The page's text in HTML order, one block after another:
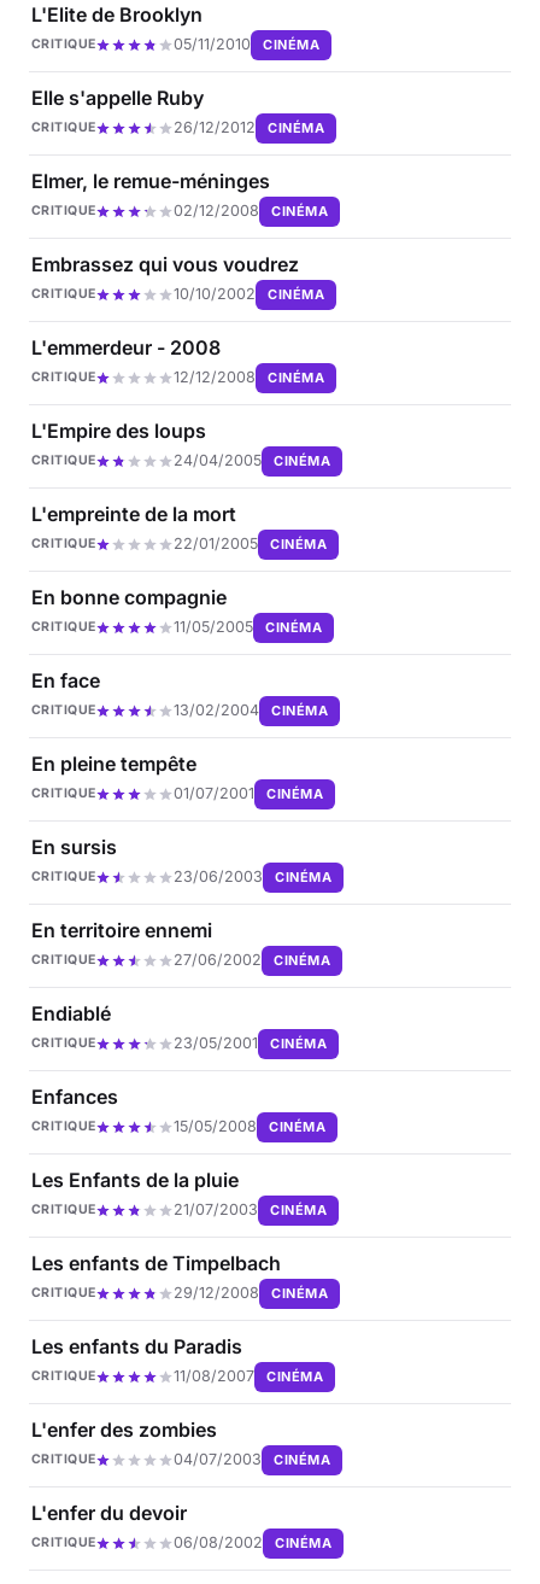
L'Elite de Brooklyn
CRITIQUE 05/11/2010 CINÉMA
Elle s'appelle Ruby
CRITIQUE 26/12/2012 CINÉMA
Elmer, le remue-méninges
CRITIQUE 02/12/2008 CINÉMA
Embrassez qui vous voudrez
CRITIQUE 10/10/2002 CINÉMA
L'emmerdeur - 2008
CRITIQUE 12/12/2008 CINÉMA
L'Empire des loups
CRITIQUE 24/04/2005 CINÉMA
L'empreinte de la mort
CRITIQUE 22/01/2005 CINÉMA
En bonne compagnie
CRITIQUE 11/05/2005 CINÉMA
En face
CRITIQUE 13/02/2004 CINÉMA
En pleine tempête
CRITIQUE 01/07/2001 CINÉMA
En sursis
CRITIQUE 23/06/2003 CINÉMA
En territoire ennemi
CRITIQUE 27/06/2002 CINÉMA
Endiablé
CRITIQUE 23/05/2001 CINÉMA
Enfances
CRITIQUE 15/05/2008 CINÉMA
Les Enfants de la pluie
CRITIQUE 21/07/2003 CINÉMA
Les enfants de Timpelbach
CRITIQUE 29/12/2008 CINÉMA
Les enfants du Paradis
CRITIQUE 11/08/2007 CINÉMA
L'enfer des zombies
CRITIQUE 04/07/2003 CINÉMA
L'enfer du devoir
CRITIQUE 06/08/2002 CINÉMA